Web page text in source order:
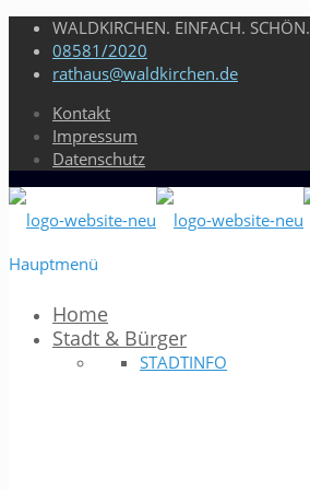
WALDKIRCHEN. EINFACH. SCHÖN.
08581/2020
rathaus@waldkirchen.de
Kontakt
Impressum
Datenschutz
Hauptmenü
Home
Stadt & Bürger
STADTINFO